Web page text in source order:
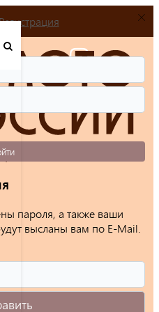
пароля, а также ваши
высланы вам по E-Mail.